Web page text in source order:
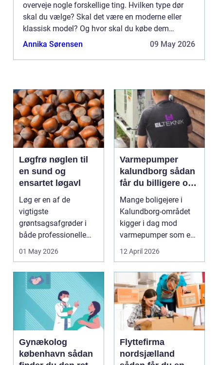
overveje nogle forskellige ting. Hvilken type dør
skal du vælge? Skal det være en moderne eller
klassisk model? Og hvor skal du købe dem
henne? I denne artikel guider vi dig igennem alle
Annika Sørensen 09 May 2026
Løgfrø nøglen til
en sund og
ensartet løgavl
Løg er en af de
vigtigste
grøntsagsafgrøder i
både professionelle
køkkenhaver og større
landbrugspro...
01 May 2026
Varmepumper
kalundborg sådan
får du billigere og
mere bæredygtig
varme
Mange boligejere i
Kalundborg-området
kigger i dag mod
varmepumper som en
vej til lavere
varmeregnin...
12 April 2026
Gynækolog
københavn sådan
Flyttefirma
nordsjælland